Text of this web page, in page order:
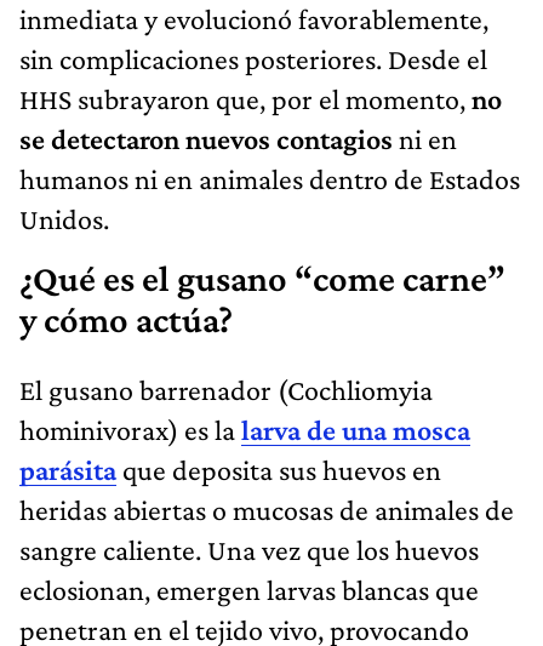
inmediata y evolucionó favorablemente,
sin complicaciones posteriores. Desde el
HHS subrayaron que, por el momento,no
se detectaron nuevos contagios ni en
humanos ni en animales dentro de Estados
Unidos.
¿Qué es el gusano “come carne”
y cómo actúa?
El gusano barrenador (Cochliomyia
hominivorax) es lalarva de una mosca
parásitaque deposita sus huevos en
heridas abiertas o mucosas de animales de
sangre caliente. Una vez que los huevos
eclosionan, emergen larvas blancas que
penetran en el tejido vivo, provocando